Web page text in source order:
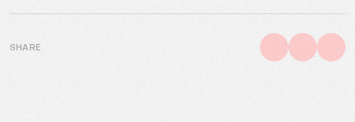
SHARE